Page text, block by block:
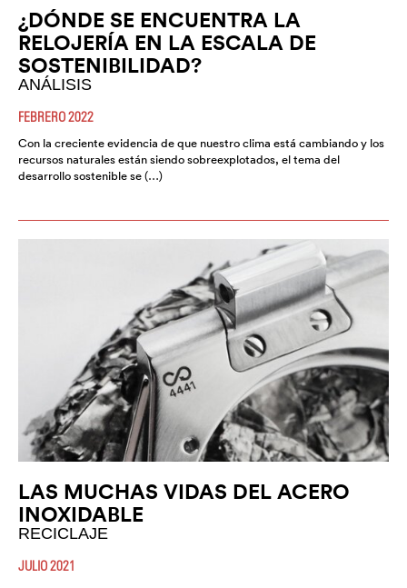
¿DÓNDE SE ENCUENTRA LA
RELOJERÍA EN LA ESCALA DE
SOSTENIBILIDAD?
ANÁLISIS
FEBRERO 2022
Con la creciente evidencia de que nuestro clima está cambiando y los
recursos naturales están siendo sobreexplotados, el tema del
desarrollo sostenible se (…)
LAS MUCHAS VIDAS DEL ACERO
INOXIDABLE
RECICLAJE
JULIO 2021